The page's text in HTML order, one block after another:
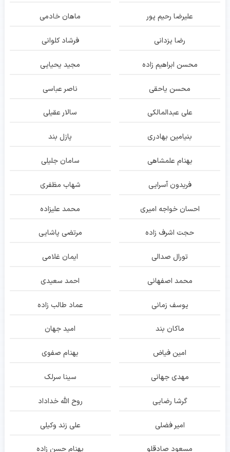
علیرضا رحیم پور ماهان خادمی
رضا یزدانی فرشاد کلوانی
محسن ابراهیم زاده مجید یحیایی
محسن یاحقی ناصر عباسی
علی عبدالمالکی سالار عقیلی
بنیامین بهادری پازل بند
بهنام علمشاهی سامان جلیلی
فریدون آسرایی شهاب مظفری
احسان خواجه امیری محمد علیزاده
حجت اشرف زاده مرتضی پاشایی
تورال صدالی ایمان غلامی
محمد اصفهانی احمد سعیدی
یوسف زمانی عماد طالب زاده
ماکان بند امید جهان
امین فیاض بهنام صفوی
مهدی جهانی سینا سرلک
گرشا رضایی روح الله خداداد
امیر فضلی علی زند وکیلی
مسعود صادقلو بهنام حسن زاده